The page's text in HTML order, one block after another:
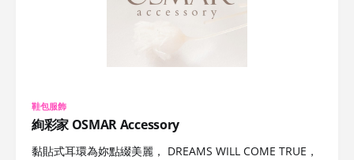
鞋包服飾
絢彩家 OSMAR Accessory
黏貼式耳環為妳點綴美麗， DREAMS WILL COME TRUE，